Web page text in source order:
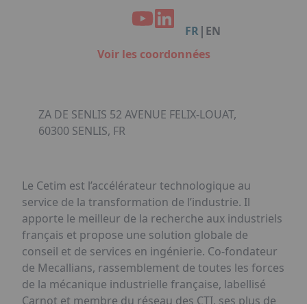
Organisation de dîners / soirées de gala
Qui sommes-nous ?
Accéder au complexe
Politique RSE
FR | EN
Voir les coordonnées
ZA DE SENLIS 52 AVENUE FELIX-LOUAT,
60300 SENLIS, FR
Le Cetim est l’accélérateur technologique au
service de la transformation de l’industrie. Il
apporte le meilleur de la recherche aux industriels
français et propose une solution globale de
conseil et de services en ingénierie. Co-fondateur
de Mecallians, rassemblement de toutes les forces
de la mécanique industrielle française, labellisé
Carnot et membre du réseau des CTI, ses plus de